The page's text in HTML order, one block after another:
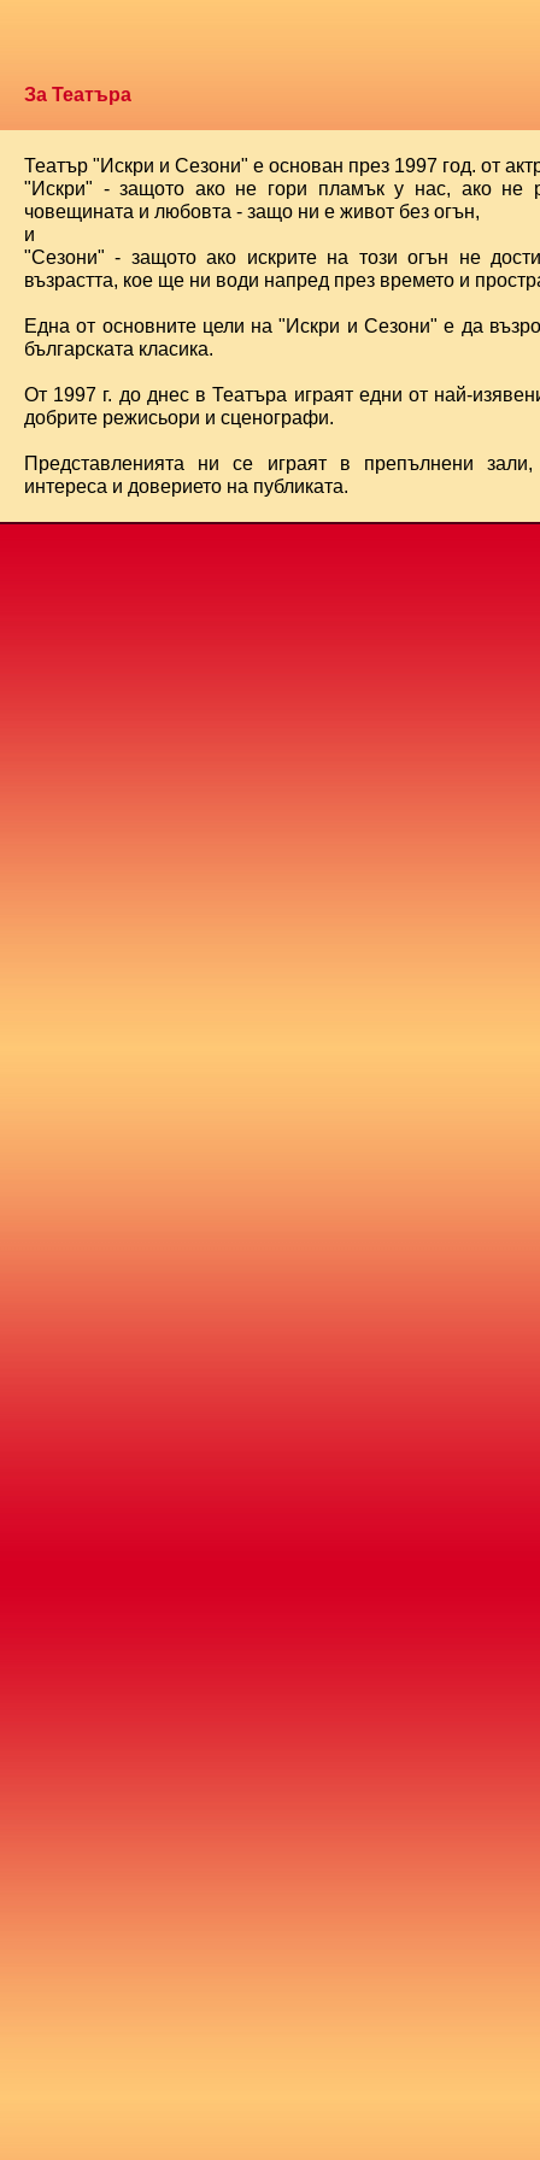
За Театъра
Театър "Искри и Сезони" е основан през 1997 год. от
"Искри" - защото ако не гори пламък у нас, ако не
човещината и любовта - защо ни е живот без огън,
и
"Сезони" - защото ако искрите на този огън не
възрастта, кое ще ни води напред през времето и
Една от основните цели на "Искри и Сезони" е да
българската класика.
От 1997 г. до днес в Театъра играят едни от най-
добрите режисьори и сценографи.
Представленията ни се играят в препълнени
интереса и доверието на публиката.